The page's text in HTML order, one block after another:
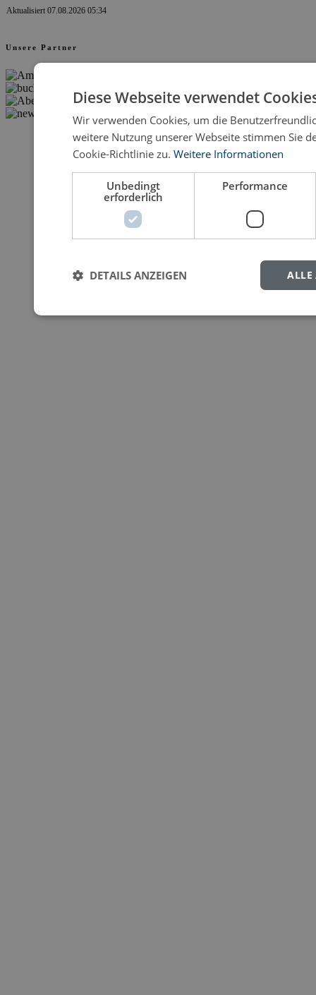
Aktualisiert 07.08.2026 05:34
Unsere Partner
Diese Webseite verwendet
Wir verwenden Cookies, um die
weitere Nutzung unserer Webseite stimmen Sie
Cookie-Richtlinie zu. Weitere Informationen
Unbedingt
erforderlich
Performance
ALLE
DETAILS ANZEIGEN